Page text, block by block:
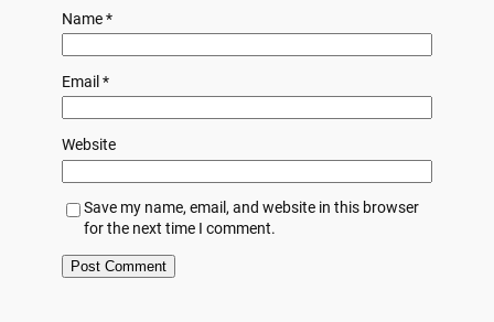
Name*
Email *
Website
Save my name, email, and website in this browser
for the next time I comment.